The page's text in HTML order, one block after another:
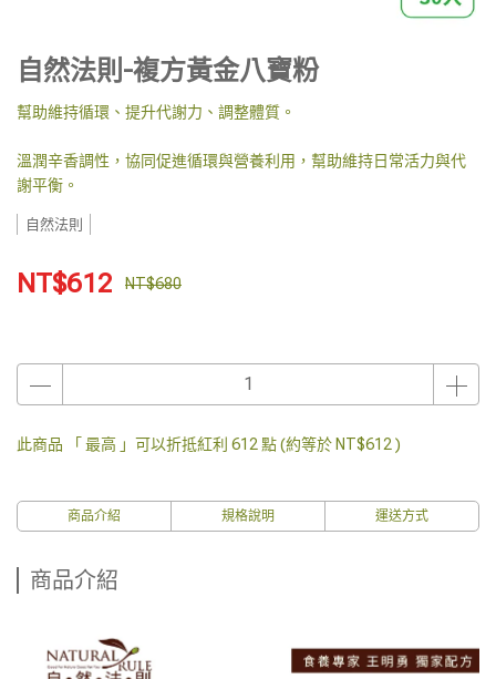
自然法則-複方黃金八寶粉
幫助維持循環、提升代謝力、調整體質。
溫潤辛香調性，協同促進循環與營養利用，幫助維持日常活力與代
謝平衡。
自然法則
NT$612 NT$680
此商品 「 最高 」可以折抵紅利 612 點 (約等於 NT$612 )
商品介紹 規格說明 運送方式
商品介紹